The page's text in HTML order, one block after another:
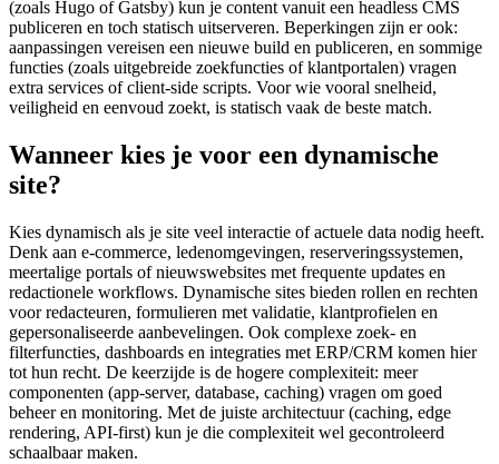
(zoals Hugo of Gatsby) kun je content vanuit een headless CMS
publiceren en toch statisch uitserveren. Beperkingen zijn er ook:
aanpassingen vereisen een nieuwe build en publiceren, en sommige
functies (zoals uitgebreide zoekfuncties of klantportalen) vragen
extra services of client-side scripts. Voor wie vooral snelheid,
veiligheid en eenvoud zoekt, is statisch vaak de beste match.
Wanneer kies je voor een dynamische
site?
Kies dynamisch als je site veel interactie of actuele data nodig heeft.
Denk aan e-commerce, ledenomgevingen, reserveringssystemen,
meertalige portals of nieuwswebsites met frequente updates en
redactionele workflows. Dynamische sites bieden rollen en rechten
voor redacteuren, formulieren met validatie, klantprofielen en
gepersonaliseerde aanbevelingen. Ook complexe zoek- en
filterfuncties, dashboards en integraties met ERP/CRM komen hier
tot hun recht. De keerzijde is de hogere complexiteit: meer
componenten (app-server, database, caching) vragen om goed
beheer en monitoring. Met de juiste architectuur (caching, edge
rendering, API-first) kun je die complexiteit wel gecontroleerd
schaalbaar maken.